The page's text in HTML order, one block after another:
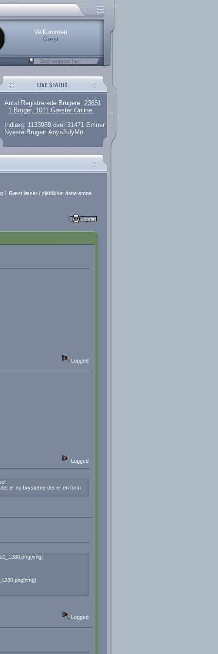
brugere
artikler og 135 guides
her.
Velkommen
Gæst
Antal Registrerede Brugere: 23651
1 Bruger, 1011 Gæster Online.
Indlæg: 1133959 over 31471 Emner
Nyeste Bruger: AnyaJulyMn
1 Gæst læser i øjeblikket dette emne.
Logged
Logged
er nu brysterne der er en form
img]
img]
Logged